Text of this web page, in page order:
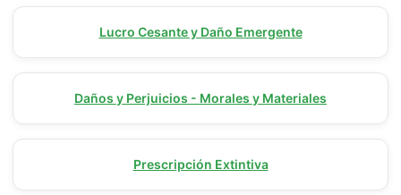
Lucro Cesante y Daño Emergente
Daños y Perjuicios - Morales y Materiales
Prescripción Extintiva